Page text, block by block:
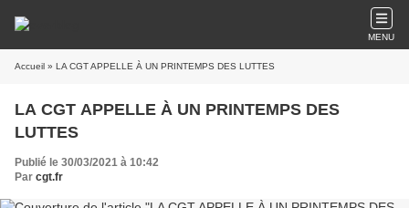
MENU
Accueil » LA CGT APPELLE À UN PRINTEMPS DES LUTTES
LA CGT APPELLE À UN PRINTEMPS DES
LUTTES
Publié le 30/03/2021 à 10:42
Par cgt.fr